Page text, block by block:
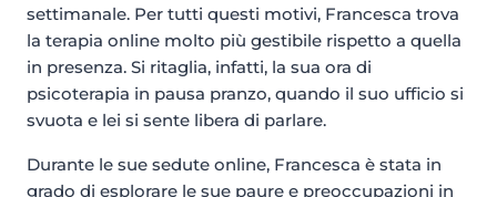
settimanale. Per tutti questi motivi, Francesca trova
la terapia online molto più gestibile rispetto a quella
in presenza. Si ritaglia, infatti, la sua ora di
psicoterapia in pausa pranzo, quando il suo ufficio si
svuota e lei si sente libera di parlare.
Durante le sue sedute online, Francesca è stata in
grado di esplorare le sue paure e preoccupazioni in